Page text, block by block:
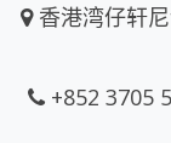
香港湾仔轩
+852 3705